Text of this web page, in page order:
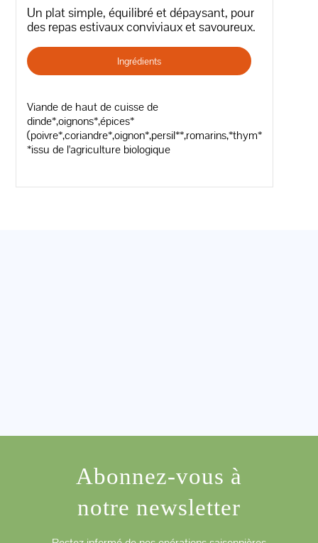
Un plat simple, équilibré et dépaysant, pour
des repas estivaux conviviaux et savoureux.
Ingrédients
Viande de haut de cuisse de
dinde*,oignons*,épices*
*issu de l'agriculture biologique
Abonnez-vous à
notre newsletter